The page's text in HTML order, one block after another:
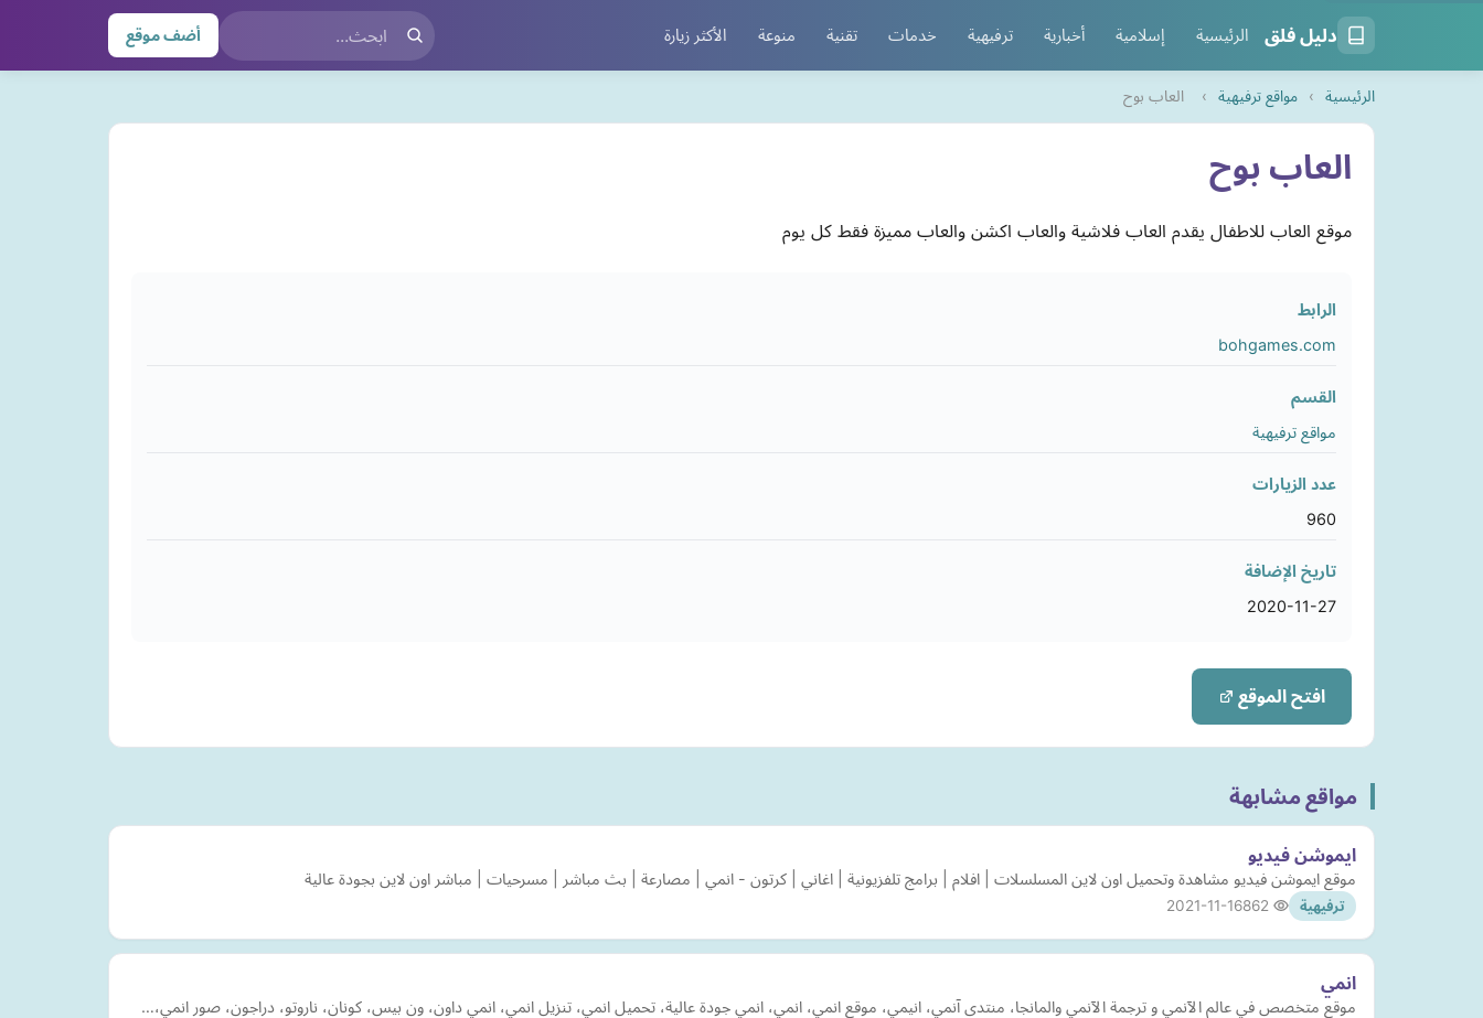
دليل فلق الرئيسية إسلامية أخبارية ترفيهية خدمات تقنية منوعة الأكثر زيارة أضف موقع
الرئيسية › مواقع ترفيهية › العاب بوح
العاب بوح
موقع العاب للاطفال يقدم العاب فلاشية والعاب اكشن والعاب مميزة فقط كل يوم
الرابط
bohgames.com
القسم
مواقع ترفيهية
عدد الزيارات
960
تاريخ الإضافة
2020-11-27
افتح الموقع
مواقع مشابهة
ايموشن فيديو
موقع ايموشن فيديو مشاهدة وتحميل اون لاين المسلسلات | افلام | برامج تلفزيونية | اغاني | كرتون - انمي | مصارعة | بث مباشر | مسرحيات | مباشر اون لاين بجودة عالية
ترفيهية 2021-11-16
انمي
موقع متخصص في عالم الآنمي و ترجمة الآنمي والمانجا، منتدى آنمي، انيمي، موقع انمي، انمي، انمي جودة عالية، تحميل انمي، تنزيل انمي، انمي داون، ون بيس، كونان، ناروتو، دراجون، صور انمي،…